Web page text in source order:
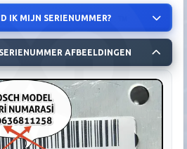
IK MIJN SERIENUMMER?
AFBEELDINGEN